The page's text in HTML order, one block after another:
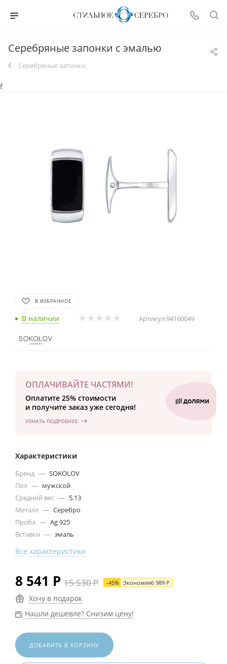
Серебряные запонки с эмалью
Серебряные запонки
f
В ИЗБРАННОЕ
В наличии Артикул:94160049
ОПЛАЧИВАЙТЕ ЧАСТЯМИ!
Оплатите 25% стоимости
и получите заказ уже сегодня!
УЗНАТЬ ПОДРОБНЕЕ
Характеристики
Бренд — SOKOLOV
Пол — мужской
Средний вес — 5.13
Металл — Серебро
Проба — Ag 925
Вставки — эмаль
Все характеристики
8 541 Р 15 530Р -45% Экономия6 989 Р
Хочу в подарок
Нашли дешевле? Снизим цену!
ДОБАВИТЬ В КОРЗИНУ